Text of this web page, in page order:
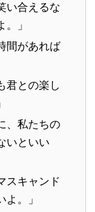
い合えるな
」
間があれば
君との楽し
、私たちの
いといい
スキャンド
。」